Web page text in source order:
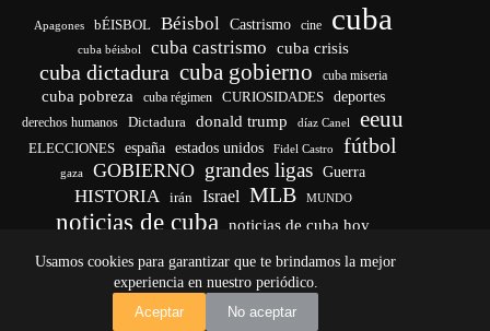
Usamos cookies para garantizar que te brindamos la mejor
experiencia en nuestro periódico.
Aceptar
No aceptar
Apagones bÉISBOL Béisbol Castrismo cine cuba
cuba béisbol cuba castrismo cuba crisis
cuba dictadura cuba gobierno cuba miseria
cuba pobreza cuba régimen CURIOSIDADES deportes
derechos humanos Dictadura donald trump díaz Canel eeuu
ELECCIONES españa estados unidos Fidel Castro fútbol
gaza GOBIERNO grandes ligas Guerra
HISTORIA irán Israel MLB MUNDO
noticias de cuba
noticias de cuba hoy
vida yankees
Copyright © 2026 - El Vigía de Cuba
Desarrollo, mantenimiento web y SEO por